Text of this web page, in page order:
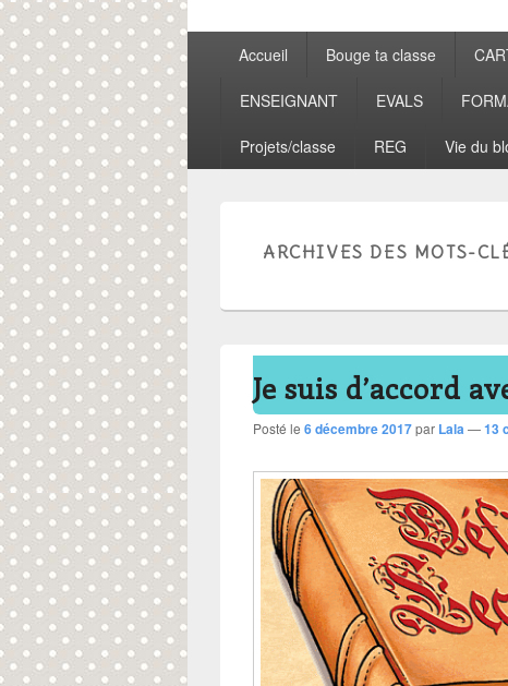
MenuAccueil Bouge ta classe
ENSEIGNANT EVALS
Projets/classe REG Vie du
ARCHIVES DES MOTS-
Je suis d’accord
Posté le 6 décembre 2017par Lala—13